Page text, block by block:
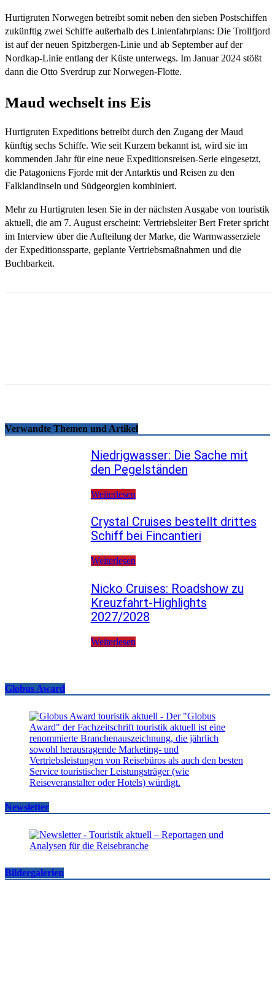
Hurtigruten Norwegen betreibt somit neben den sieben Postschiffen
zukünftig zwei Schiffe außerhalb des Linienfahrplans: Die Trollfjord
ist auf der neuen Spitzbergen-Linie und ab September auf der
Nordkap-Linie entlang der Küste unterwegs. Im Januar 2024 stößt
dann die Otto Sverdrup zur Norwegen-Flotte.
Maud wechselt ins Eis
Hurtigruten Expeditions betreibt durch den Zugang der Maud
künftig sechs Schiffe. Wie seit Kurzem bekannt ist, wird sie im
kommenden Jahr für eine neue Expeditionsreisen-Serie eingesetzt,
die Patagoniens Fjorde mit der Antarktis und Reisen zu den
Falklandinseln und Südgeorgien kombiniert.
Mehr zu Hurtigruten lesen Sie in der nächsten Ausgabe von touristik
aktuell, die am 7. August erscheint: Vertriebsleiter Bert Freter spricht
im Interview über die Aufteilung der Marke, die Warmwasserziele
der Expeditionssparte, geplante Vertriebsmaßnahmen und die
Buchbarkeit.
Verwandte Themen und Artikel
Niedrigwasser: Die Sache mit
den Pegelständen
Weiterlesen
Crystal Cruises bestellt drittes
Schiff bei Fincantieri
Weiterlesen
Nicko Cruises: Roadshow zu
Kreuzfahrt-Highlights
2027/2028
Weiterlesen
Globus Award
Newsletter
Bildergalerien